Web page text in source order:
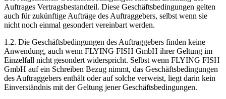
Auftrages Vertragsbestandteil. Diese Geschäftsbedingungen gelten
auch für zukünftige Aufträge des Auftraggebers, selbst wenn sie
nicht noch einmal gesondert vereinbart werden.
1.2. Die Geschäftsbedingungen des Auftraggebers finden keine
Anwendung, auch wenn FLYING FISH GmbH ihrer Geltung im
Einzelfall nicht gesondert widerspricht. Selbst wenn FLYING FISH
GmbH auf ein Schreiben Bezug nimmt, das Geschäftsbedingungen
des Auftraggebers enthält oder auf solche verweist, liegt darin kein
Einverständnis mit der Geltung jener Geschäftsbedingungen.